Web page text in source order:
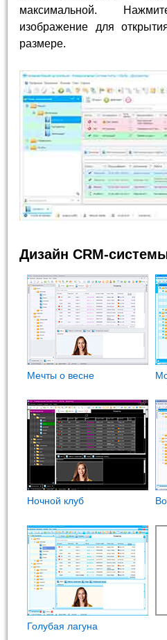
максимальной.
изображение для
размере.
Дизайн CRM-
Мечты о весне
Ночной клуб
Голубая лагуна